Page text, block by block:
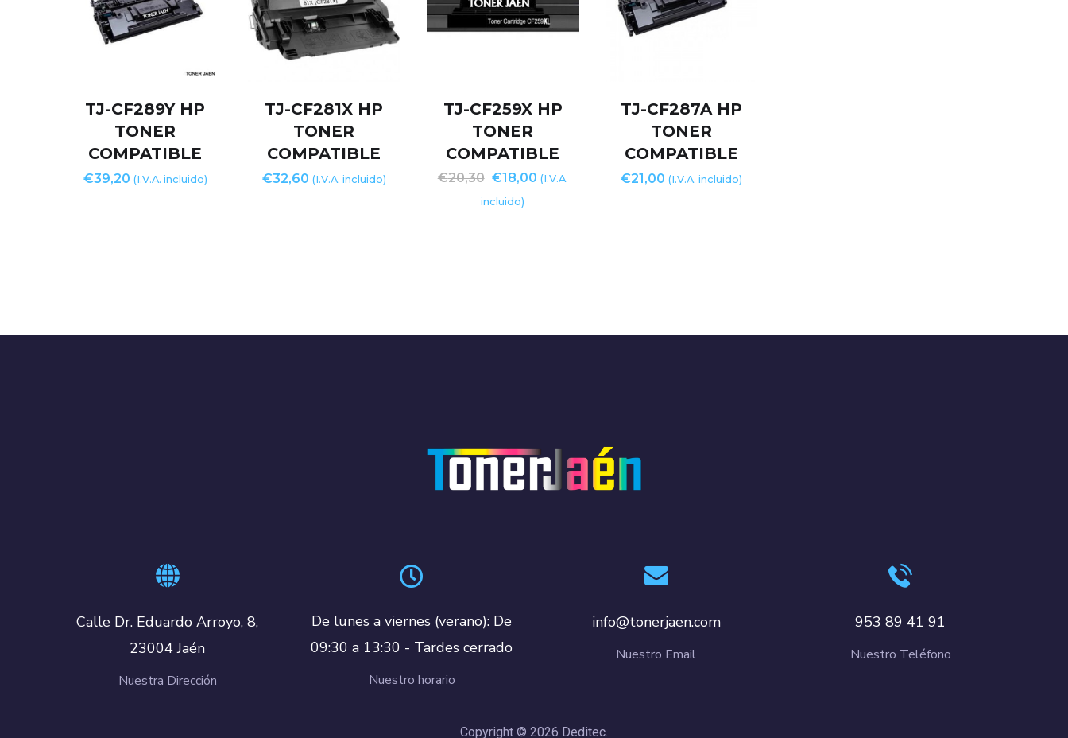
TJ-CF289Y HP
TONER
COMPATIBLE
€39,20 (I.V.A. incluido)
TJ-CF281X HP
TONER
COMPATIBLE
€32,60 (I.V.A. incluido)
TJ-CF259X HP
TONER
COMPATIBLE
€20,30 €18,00 (I.V.A.
incluido)
TJ-CF287A HP
TONER
COMPATIBLE
€21,00 (I.V.A. incluido)
Calle Dr. Eduardo Arroyo, 8,
23004 Jaén
Nuestra Dirección
De lunes a viernes (verano): De
09:30 a 13:30 - Tardes cerrado
Nuestro horario
info@tonerjaen.com
Nuestro Email
953 89 41 91
Nuestro Teléfono
Copyright © 2026 Deditec.